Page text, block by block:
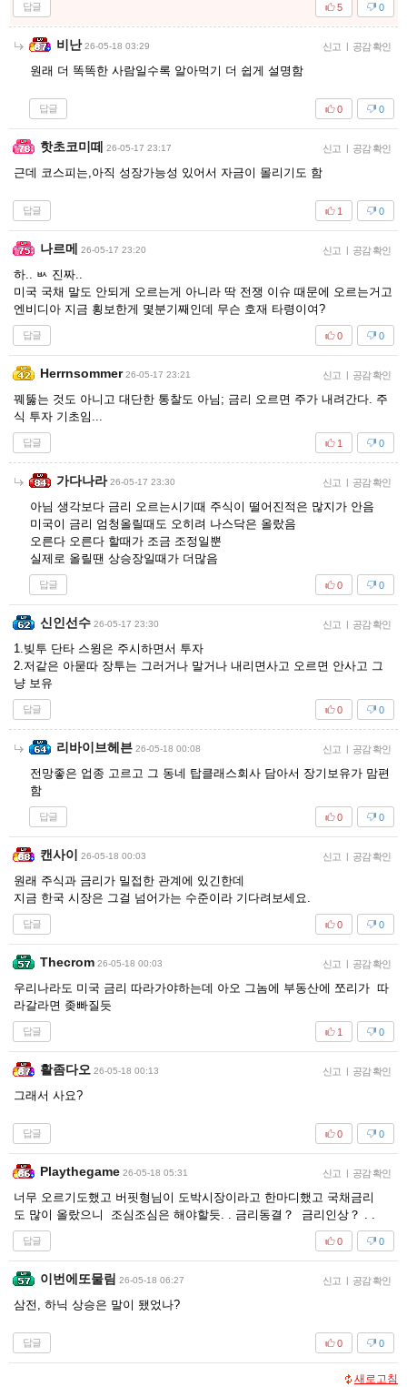
답글 0
5
비난 26-05-18 03:29 신고 | 공감 확인
원래 더 똑똑한 사람일수록 알아먹기 더 쉽게 설명함
답글 0
0
핫초코미떼 26-05-17 23:17 신고 | 공감 확인
근데 코스피는,아직 성장가능성 있어서 자금이 몰리기도 함
답글 0
1
나르메 26-05-17 23:20 신고 | 공감 확인
하.. ㅄ 진짜..
미국 국채 말도 안되게 오르는게 아니라 딱 전쟁 이슈 때문에 오르는거고
엔비디아 지금 횡보한게 몇분기째인데 무슨 호재 타령이여?
답글 0
0
Herrnsommer 26-05-17 23:21 신고 | 공감 확인
꿰뚫는 것도 아니고 대단한 통찰도 아님; 금리 오르면 주가 내려간다. 주
식 투자 기초임...
답글 0
1
가다나라 26-05-17 23:30 신고 | 공감 확인
아님 생각보다 금리 오르는시기때 주식이 떨어진적은 많지가 안음
미국이 금리 엄청올릴때도 오히려 나스닥은 올랐음
오른다 오른다 할때가 조금 조정일뿐
실제로 올릴땐 상승장일때가 더많음
답글 0
0
신인선수 26-05-17 23:30 신고 | 공감 확인
1.빚투 단타 스윙은 주시하면서 투자
2.저같은 아묻따 장투는 그러거나 말거나 내리면사고 오르면 안사고 그
냥 보유
답글 0
0
리바이브헤븐 26-05-18 00:08 신고 | 공감 확인
전망좋은 업종 고르고 그 동네 탑클래스회사 담아서 장기보유가 맘편
함
답글 0
0
캔사이 26-05-18 00:03 신고 | 공감 확인
원래 주식과 금리가 밀접한 관계에 있긴한데
지금 한국 시장은 그걸 넘어가는 수준이라 기다려보세요.
답글 0
0
Thecrom 26-05-18 00:03 신고 | 공감 확인
우리나라도 미국 금리 따라가야하는데 아오 그놈에 부동산에 쪼리가 따
라갈라면 좆빠질듯
답글 0
1
활좀다오 26-05-18 00:13 신고 | 공감 확인
그래서 사요?
답글 0
0
Playthegame 26-05-18 05:31 신고 | 공감 확인
너무 오르기도했고 버핏형님이 도박시장이라고 한마디했고 국채금리
도 많이 올랐으니 조심조심은 해야할듯. . 금리동결？ 금리인상？ . .
답글 0
0
이번에또물림 26-05-18 06:27 신고 | 공감 확인
삼전, 하닉 상승은 말이 됐었나?
답글 0
0
새로고침